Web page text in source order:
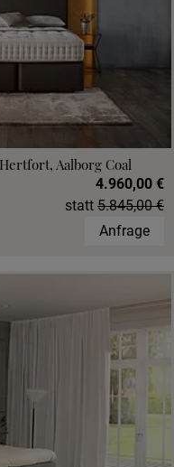
Aalborg Coal
4.960,00 €
statt 5.845,00 €
Anfrage